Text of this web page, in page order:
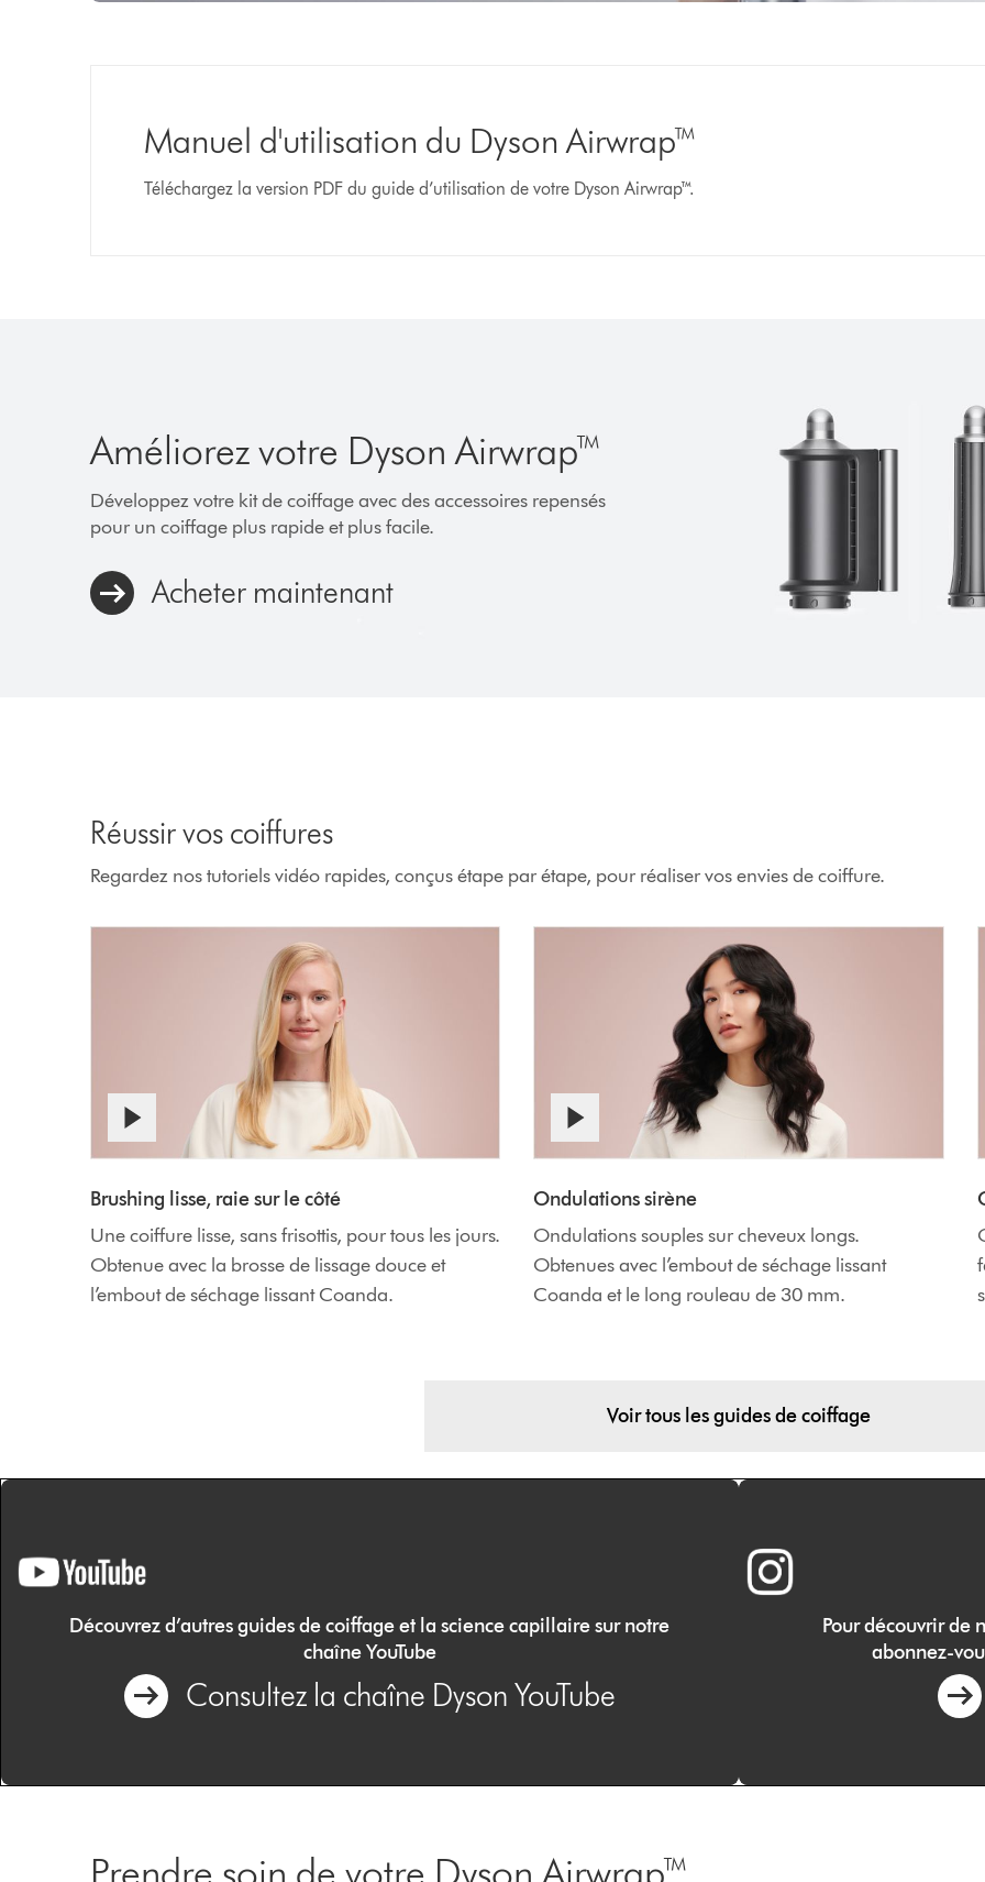
Manuel d'utilisation du Dyson Airwrap™
Téléchargez la version PDF du guide d’utilisation de votre Dyson Airwrap™.
Améliorez votre Dyson Airwrap™
Développez votre kit de coiffage avec des accessoires repensés
pour un coiffage plus rapide et plus facile.
Acheter maintenant
Réussir vos coiffures
Regardez nos tutoriels vidéo rapides, conçus étape par étape, pour réaliser vos envies de coiffure.
Brushing lisse, raie sur le côté
Une coiffure lisse, sans frisottis, pour tous les jours.
Obtenue avec la brosse de lissage douce et
l’embout de séchage lissant Coanda.
Ondulations sirène
Ondulations souples sur cheveux longs.
Obtenues avec l’embout de séchage lissant
Coanda et le long rouleau de 30 mm.
Voir tous les guides de coiffage
Découvrez d’autres guides de coiffage et la science capillaire sur notre
chaîne YouTube
Consultez la chaîne Dyson YouTube
Pour découvrir de
abonnez-
Prendre soin de votre Dyson Airwrap™